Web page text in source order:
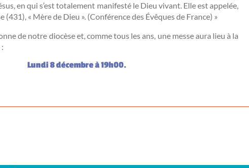
en qui s’est totalement manifesté le Dieu vivant. Elle est appelée,
(431), « Mère de Dieu ». (Conférence des Évêques de France) »
de notre diocèse et, comme tous les ans, une messe aura lieu à la
Lundi 8 décembre à 19h00.